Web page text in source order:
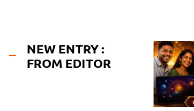
NEW ENTRY :
FROM EDITOR